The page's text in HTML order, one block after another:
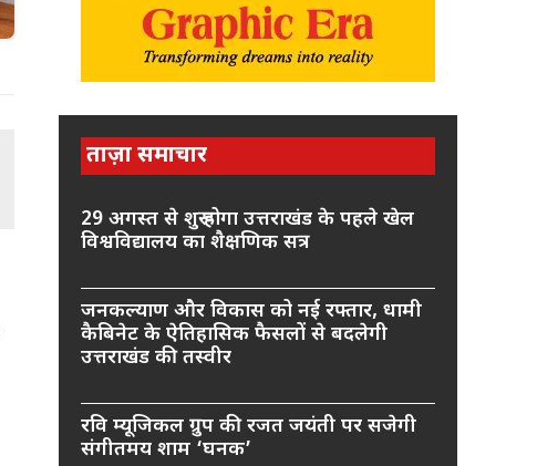
ताज़ा समाचार
29 अगस्त से शुरू होगा उत्तराखंड के पहले खेल
विश्वविद्यालय का शैक्षणिक सत्र
जनकल्याण और विकास को नई रफ्तार, धामी
कैबिनेट के ऐतिहासिक फैसलों से बदलेगी
उत्तराखंड की तस्वीर
रवि म्यूजिकल ग्रुप की रजत जयंती पर सजेगी
संगीतमय शाम ‘घनक’